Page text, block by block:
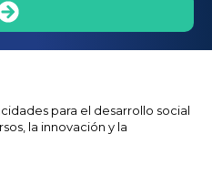
para el desarrollo social
la innovación y la